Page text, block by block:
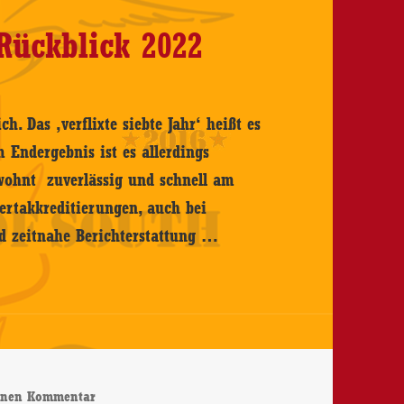
2022
Das ‚verflixte siebte Jahr‘ heißt es
ist es allerdings
zuverlässig und schnell am
auch bei
zeitnahe Berichterstattung …
Rückblick
Kommentarzu Der Sounds Of South-Rückblick 2022